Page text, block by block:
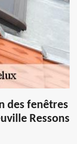
des fenêtres
Ressons